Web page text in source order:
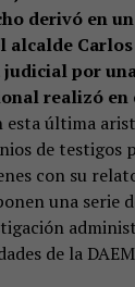
derivó en
alcalde
por
realizó en
esta última
de testigos
con su
una serie
de la